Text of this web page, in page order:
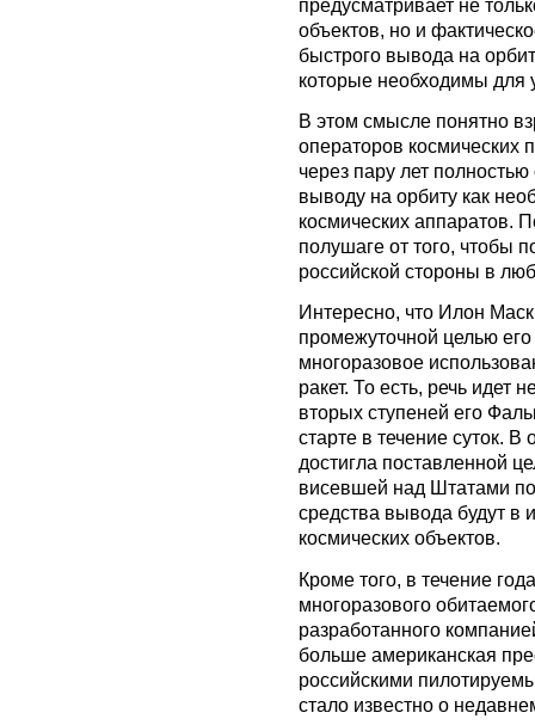
предусматривает не
объектов, но и
быстрого вывода на
которые необходимы для
В этом смысле понятно
операторов космических
через пару лет
выводу на орбиту как
космических аппаратов.
полушаге от того, чтобы
российской стороны в
Интересно, что Илон
промежуточной целью
многоразовое
ракет. То есть, речь идет
вторых ступеней его
старте в течение суток.
достигла поставленной
висевшей над Штатами
средства вывода будут в
космических объектов.
Кроме того, в течение
многоразового
разработанного
больше американская
российскими
стало известно о